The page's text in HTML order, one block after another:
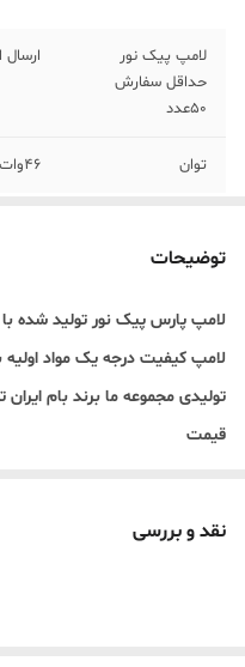
لامپ پیک نور
حداقل سفارش
۵۰عدد
ارسال
توان ۴۶وات
توضیحات
لامپ پارس پیک نور تولید شده با بدنه های
لامپ کیفیت درجه یک مواد
تولیدی مجموعه ما برند بام ایران
قیمت
نقد و بررسی